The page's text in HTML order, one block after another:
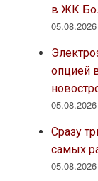
в ЖК
05.08.2026
опцией
05.08.2026
Сразу
самых
05.08.2026